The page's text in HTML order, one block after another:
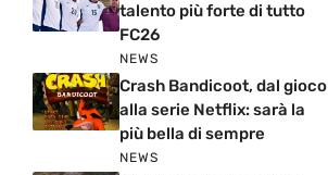
talento più forte di tutto
FC26
NEWS
Crash Bandicoot, dal gioco
alla serie Netflix: sarà la
più bella di sempre
NEWS